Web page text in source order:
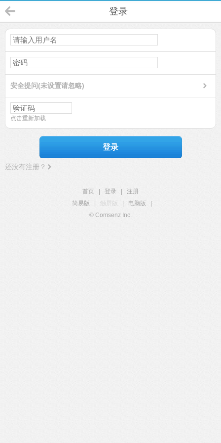
登录
安全提问(未设置请忽略)
点击重新加载
登录
还没有注册？
首页 登录
注册
简易版
触屏版 电脑版
© Comsenz Inc.